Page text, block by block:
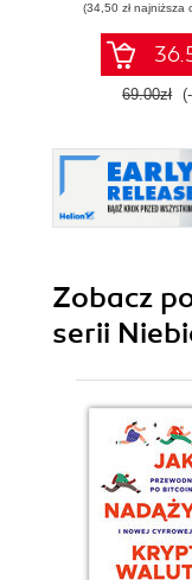
(34,50 zł najniższa
69.00zł
Zobacz
serii